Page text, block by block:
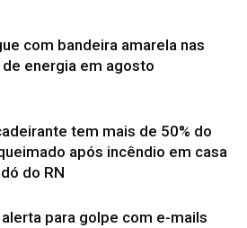
com bandeira amarela nas
energia em agosto
tem mais de 50% do
após incêndio em casa
do RN
para golpe com e-mails